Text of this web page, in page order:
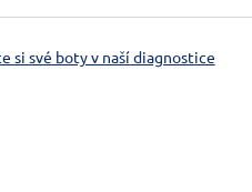
si své boty v naší diagnostice